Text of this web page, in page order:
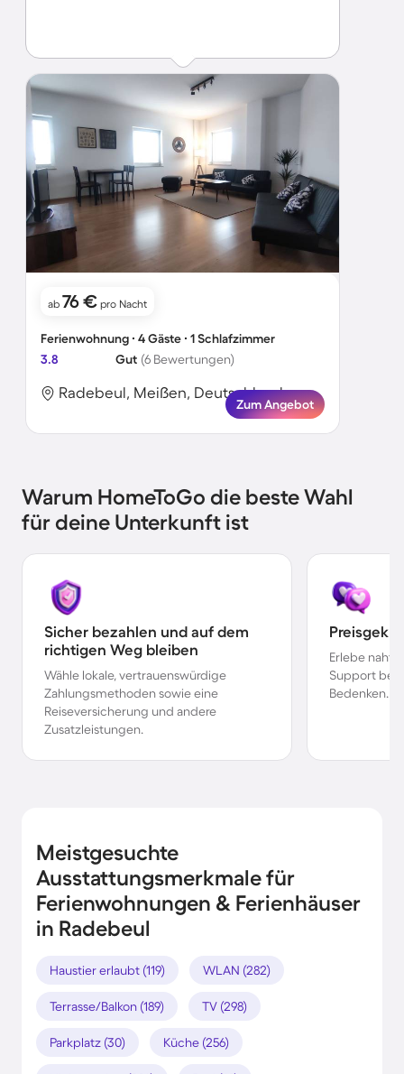
ab 76 € pro Nacht
Ferienwohnung ∙ 4 Gäste ∙ 1 Schlafzimmer
3.8
Gut (6 Bewertungen)
Radebeul, Meißen, Deutschland
Zum Angebot
Warum HomeToGo die beste Wahl
für deine Unterkunft ist
Sicher bezahlen und auf dem
richtigen Weg bleiben
Wähle lokale, vertrauenswürdige
Zahlungsmethoden sowie eine
Reiseversicherung und andere
Zusatzleistungen.
Erlebe
Support bei
Bedenken.
Meistgesuchte
Ausstattungsmerkmale für
Ferienwohnungen & Ferienhäuser
in Radebeul
Haustier erlaubt (119) WLAN (282)
Terrasse/Balkon (189) TV (298)
Parkplatz (30) Küche (256)